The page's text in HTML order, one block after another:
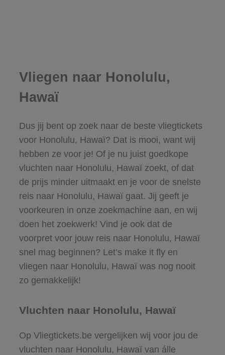
Vliegen naar Honolulu,
Hawaï
Dus jij bent op zoek naar de beste vliegtickets
voor Honolulu, Hawaï? Dat is mooi, want wij
hebben ze voor je! Of je nu juist goedkope
vluchten naar Honolulu, Hawaï zoekt, of dat
de prijs minder uitmaakt en je voor de snelste
reis naar Honolulu, Hawaï gaat. Jij geeft je
voorkeuren in onze zoekmachine aan, en wij
doen het zoekwerk! Vind je ook dat de
voorpret voor jouw reis naar Honolulu, Hawaï
snel mag beginnen? Let’s make it fly en
vliegen naar Honolulu, Hawaï was nog nooit
zo gemakkelijk!
Vluchten naar Honolulu, Hawaï
Op Vliegtickets.be vergelijken wij voor jou de
vluchten naar Honolulu, Hawaï van álle